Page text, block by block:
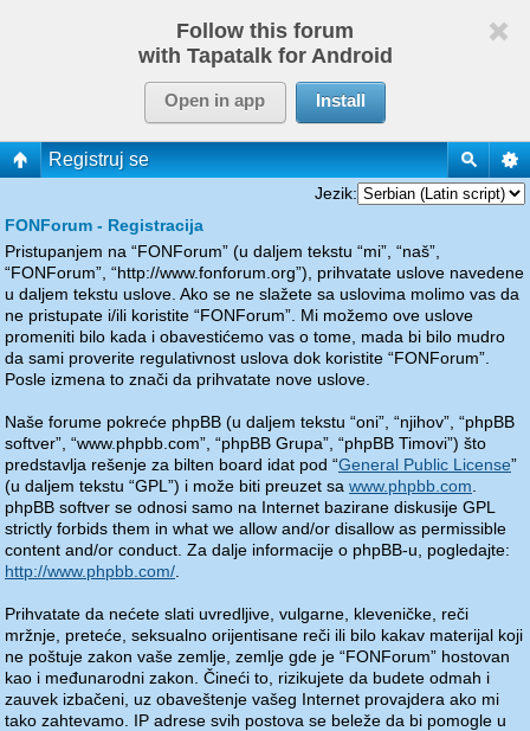
Follow this forum
with Tapatalk for Android
Open in app Install
Registruj se
Jezik:
FONForum - Registracija
Pristupanjem na “FONForum” (u daljem tekstu “mi”, “naš”,
“FONForum”, “http://www.fonforum.org”), prihvatate uslove navedene
u daljem tekstu uslove. Ako se ne slažete sa uslovima molimo vas da
ne pristupate i/ili koristite “FONForum”. Mi možemo ove uslove
promeniti bilo kada i obavestićemo vas o tome, mada bi bilo mudro
da sami proverite regulativnost uslova dok koristite “FONForum”.
Posle izmena to znači da prihvatate nove uslove.
Naše forume pokreće phpBB (u daljem tekstu “oni”, “njihov”, “phpBB
softver”, “www.phpbb.com”, “phpBB Grupa”, “phpBB Timovi”) što
predstavlja rešenje za bilten board idat pod “General Public License”
(u daljem tekstu “GPL”) i može biti preuzet sa www.phpbb.com
phpBB softver se odnosi samo na Internet bazirane diskusije GPL
strictly forbids them in what we allow and/or disallow as permissible
content and/or conduct. Za dalje informacije o phpBB-u, pogledajte:
http://www.phpbb.com/
Prihvatate da nećete slati uvredljive, vulgarne, kleveničke, reči
mržnje, preteće, seksualno orijentisane reči ili bilo kakav materijal koji
ne poštuje zakon vaše zemlje, zemlje gde je “FONForum” hostovan
kao i međunarodni zakon. Čineći to, rizikujete da budete odmah i
zauvek izbačeni, uz obaveštenje vašeg Internet provajdera ako mi
tako zahtevamo. IP adrese svih postova se beleže da bi pomogle u